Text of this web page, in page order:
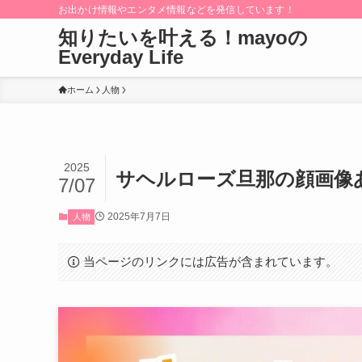
お出かけ情報やエンタメ情報などを発信しています！
知りたいを叶える！mayoの
Everyday Life
ホーム 人物
サヘルローズ旦那の顔画
2025
7/07
人物 2025年7月7日
当ページのリンクには広告が含まれています。